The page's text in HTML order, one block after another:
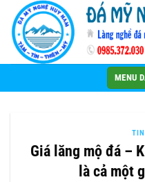
qua
nội
MENU
Giá lăng mộ đá –
là cả một